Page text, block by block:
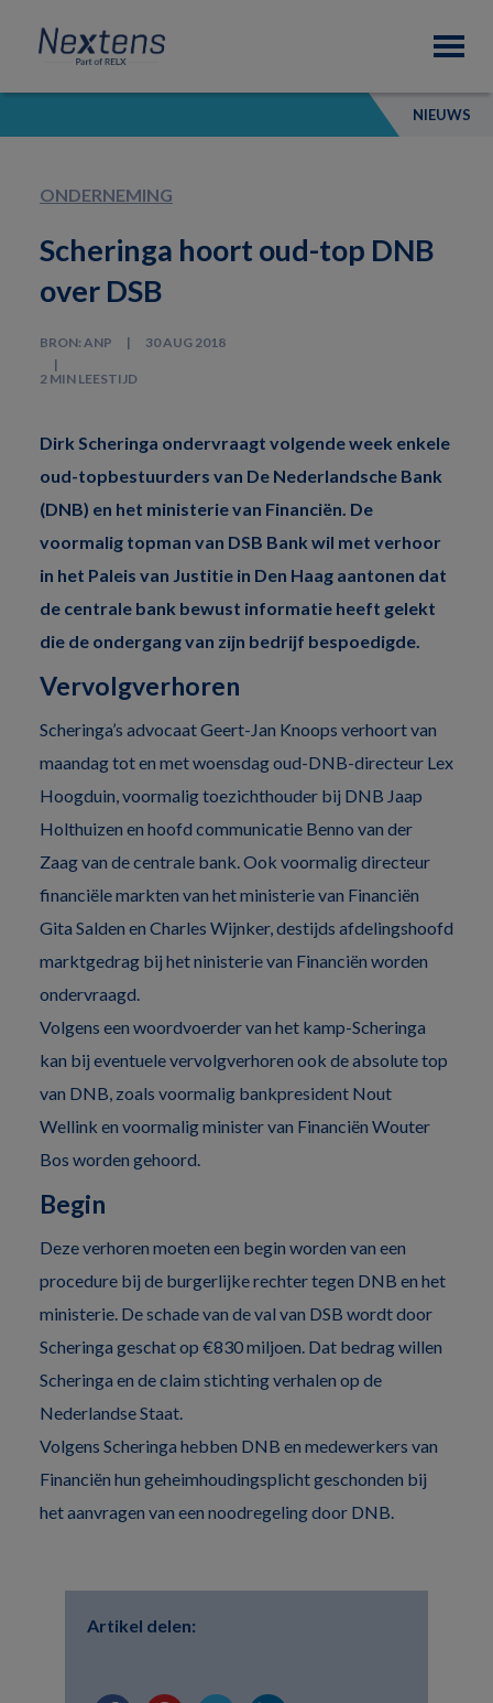
primary
navigation
content
footer
Nextens
Fiscaal
partner
van
NIEUWS
ONDERNEMING
Scheringa hoort oud-top DNB
over DSB
BRON: ANP 30 AUG 2018
2 MIN LEESTIJD
Dirk Scheringa ondervraagt volgende week enkele
oud-topbestuurders van De Nederlandsche Bank
(DNB) en het ministerie van Financiën. De
voormalig topman van DSB Bank wil met verhoor
in het Paleis van Justitie in Den Haag aantonen dat
de centrale bank bewust informatie heeft gelekt
die de ondergang van zijn bedrijf bespoedigde.
Vervolgverhoren
Scheringa’s advocaat Geert-Jan Knoops verhoort van
maandag tot en met woensdag oud-DNB-directeur Lex
Hoogduin, voormalig toezichthouder bij DNB Jaap
Holthuizen en hoofd communicatie Benno van der
Zaag van de centrale bank. Ook voormalig directeur
financiële markten van het ministerie van Financiën
Gita Salden en Charles Wijnker, destijds afdelingshoofd
marktgedrag bij het ninisterie van Financiën worden
ondervraagd.
Volgens een woordvoerder van het kamp-Scheringa
kan bij eventuele vervolgverhoren ook de absolute top
van DNB, zoals voormalig bankpresident Nout
Wellink en voormalig minister van Financiën Wouter
Bos worden gehoord.
Begin
Deze verhoren moeten een begin worden van een
procedure bij de burgerlijke rechter tegen DNB en het
ministerie. De schade van de val van DSB wordt door
Scheringa geschat op €830 miljoen. Dat bedrag willen
Scheringa en de claim stichting verhalen op de
Nederlandse Staat.
Volgens Scheringa hebben DNB en medewerkers van
Financiën hun geheimhoudingsplicht geschonden bij
het aanvragen van een noodregeling door DNB.
Artikel delen: